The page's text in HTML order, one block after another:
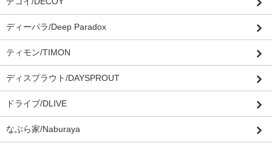
ディーパラ/Deep Paradox
ティモン/TIMON
ディスプラウト/DAYSPROUT
ドライブ/DLIVE
なぶら家/Naburaya